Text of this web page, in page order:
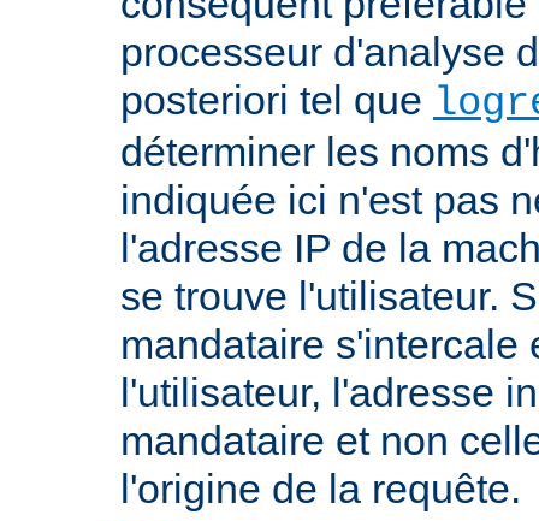
processeur d'analyse
posteriori tel que
déterminer les noms
indiquée ici n'est pas
l'adresse IP de la
se trouve l'utilisateur.
mandataire s'intercale
l'utilisateur, l'adresse
mandataire et non
l'origine de la requête.